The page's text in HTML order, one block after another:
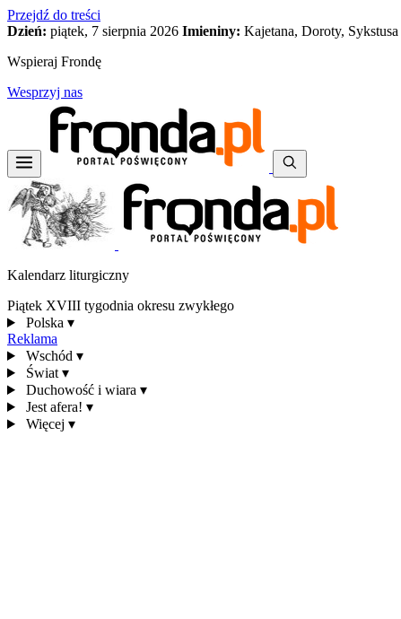
Przejdź do treści
Dzień: piątek, 7 sierpnia 2026 Imieniny: Kajetana, Doroty, Sykstusa
Wspieraj Frondę
Wesprzyj nas
Kalendarz liturgiczny
Piątek XVIII tygodnia okresu zwykłego
Polska ▾
Reklama
Wschód ▾
Świat ▾
Duchowość i wiara ▾
Jest afera! ▾
Więcej ▾